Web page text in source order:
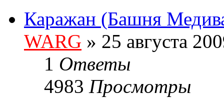
Каражан (Башня
WARG » 25 августа
1 Ответы
4983 Просмотры